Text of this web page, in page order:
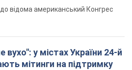
відома американський Конгрес
вухо": у містах України 24-й
мітинги на підтримку